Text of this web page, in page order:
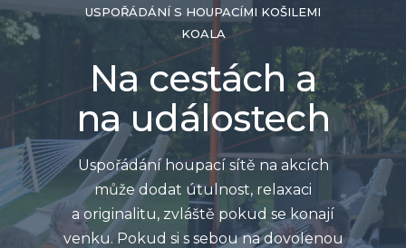
USPOŘÁDÁNÍ S HOUPACÍMI KOŠILEMI
KOALA
Na cestách a
na událostech
Uspořádání houpací sítě na akcích
může dodat útulnost, relaxaci
a originalitu, zvláště pokud se konají
venku. Pokud si s sebou na dovolenou